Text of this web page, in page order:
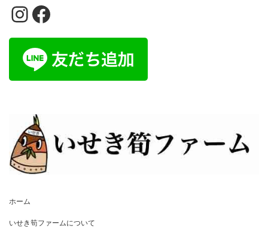
Instagram
Facebook
ホーム
いせき筍ファームについて